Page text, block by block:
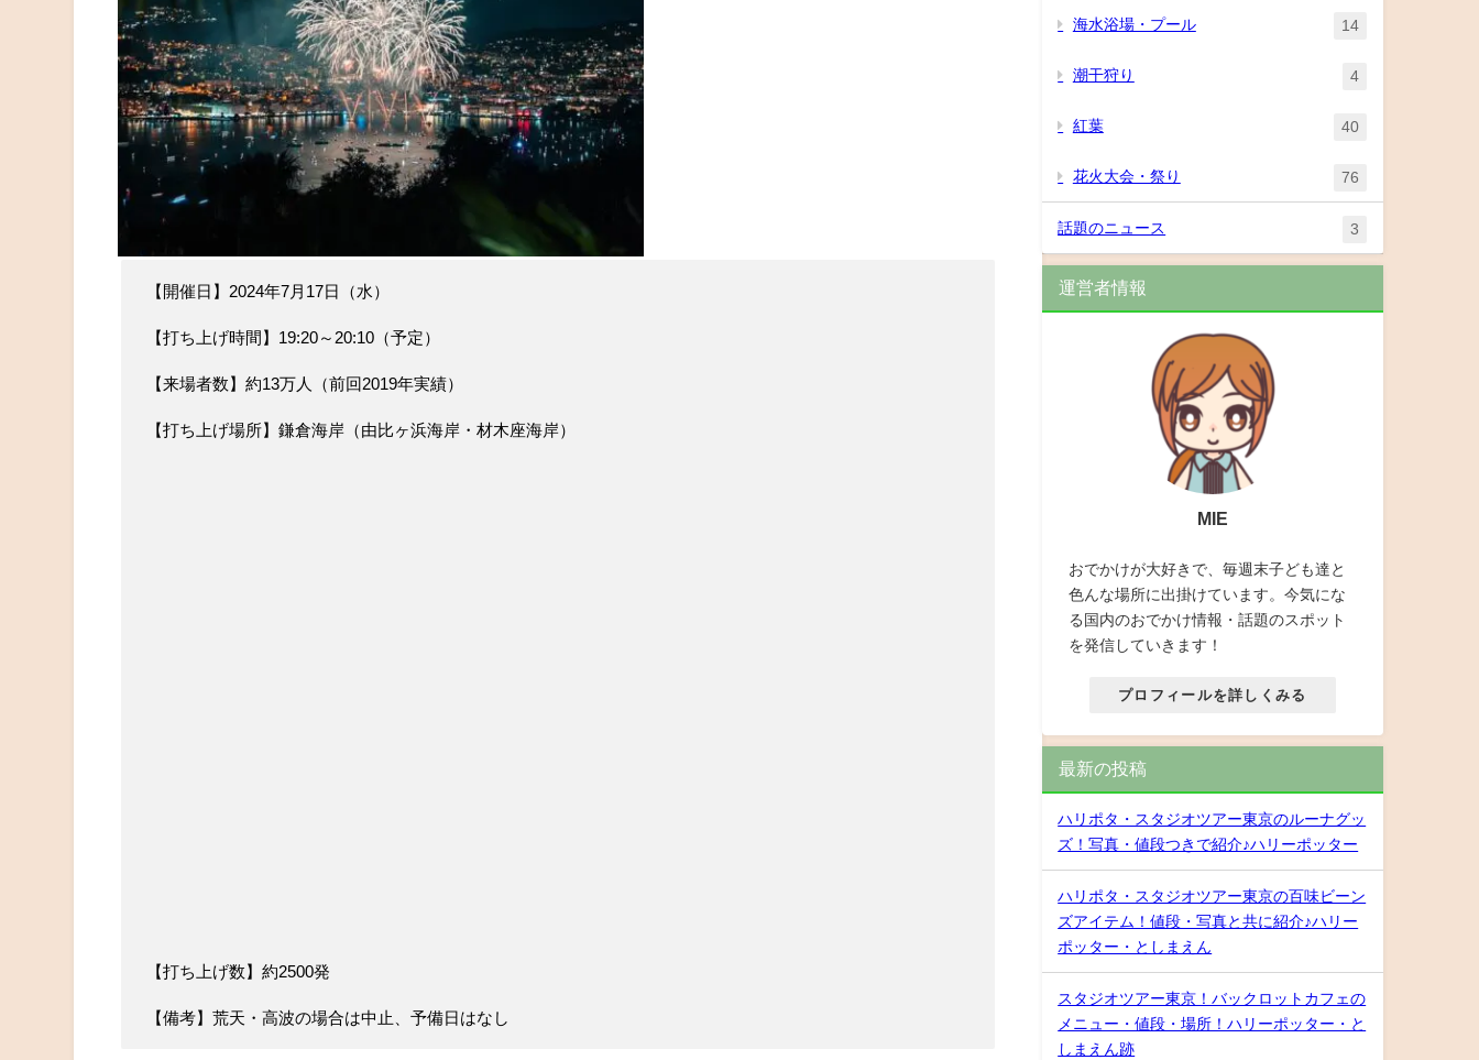
【開催日】2024年7月17日（水）
【打ち上げ時間】19:20～20:10（予定）
【来場者数】約13万人（前回2019年実績）
【打ち上げ場所】鎌倉海岸（由比ヶ浜海岸・材木座海岸）
【打ち上げ数】約2500発
【備考】荒天・高波の場合は中止、予備日はなし
海水浴場・プール 14
潮干狩り 4
紅葉 40
花火大会・祭り 76
話題のニュース 3
運営者情報
MIE
おでかけが大好きで、毎週末子ども達と
色んな場所に出掛けています。今気にな
る国内のおでかけ情報・話題のスポット
を発信していきます！
プロフィールを詳しくみる
最新の投稿
ハリポタ・スタジオツアー東京のルーナグッ
ズ！写真・値段つきで紹介♪ハリーポッター
ハリポタ・スタジオツアー東京の百味ビーン
ズアイテム！値段・写真と共に紹介♪ハリー
ポッター・としまえん
スタジオツアー東京！バックロットカフェの
メニュー・値段・場所！ハリーポッター・と
しまえん跡